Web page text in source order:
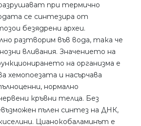
при термично
се синтезира от
безядрени археи.
разтворим във вода, така че
вливания. Значението на
на организма е
хемопоезата и насърчава
нормално
кръвни телца. Без
пълен синтез на ДНК,
Цианокобаламинът е